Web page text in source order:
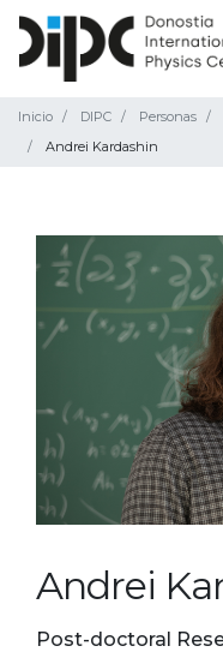
Inicio DIPC Personas
Andrei Kardashin
Andrei
Post-doctoral